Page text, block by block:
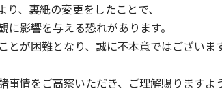
、裏紙の変更をしたことで、
影響を与える恐れがあります。
とが困難となり、誠に不本意ではございま
事情をご高察いただき、ご理解賜りますよ